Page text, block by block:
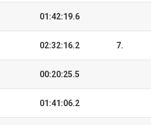
01:42:19.6
02:32:16.2 7.
00:20:25.5
01:41:06.2